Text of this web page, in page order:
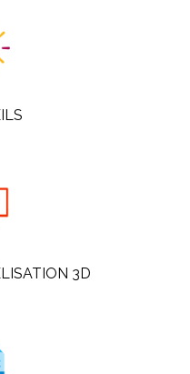
3D